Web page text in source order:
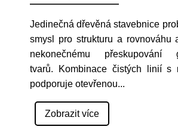
Jedinečná dřevěná stavebnice
smysl pro strukturu a rovnováhu
nekonečnému přeskupování
tvarů. Kombinace čistých linií s
podporuje otevřenou...
Zobrazit více